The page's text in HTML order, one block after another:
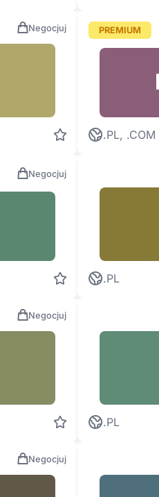
Negocjuj PREMIUM
.PL, .COM
Negocjuj
.PL
Negocjuj
.PL
Negocjuj